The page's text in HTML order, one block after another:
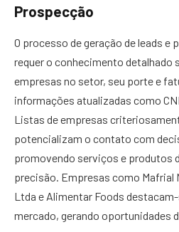
Prospecção
O processo de geração de leads
requer o conhecimento detalhado
empresas no setor, seu porte e
informações atualizadas como
Listas de empresas
potencializam o contato com
promovendo serviços e produtos
precisão. Empresas como Mafrial
Ltda e Alimentar Foods
mercado, gerando oportunidades